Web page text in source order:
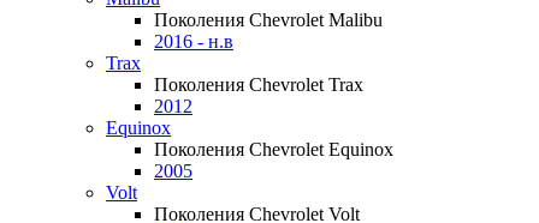
Поколения Chevrolet Malibu
2016 - н.в
Trax
Поколения Chevrolet Trax
2012
Equinox
Поколения Chevrolet Equinox
2005
Volt
Поколения Chevrolet Volt